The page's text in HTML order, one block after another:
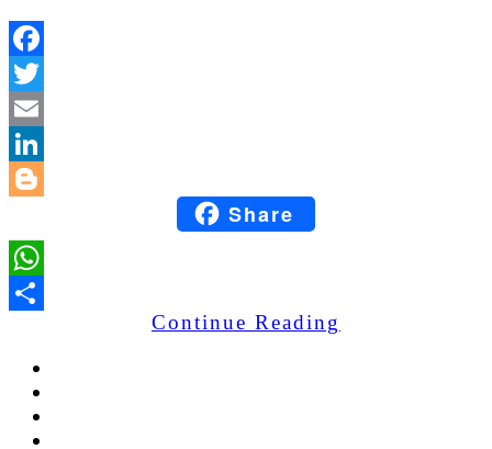
BloggerShare
Share
Continue Reading